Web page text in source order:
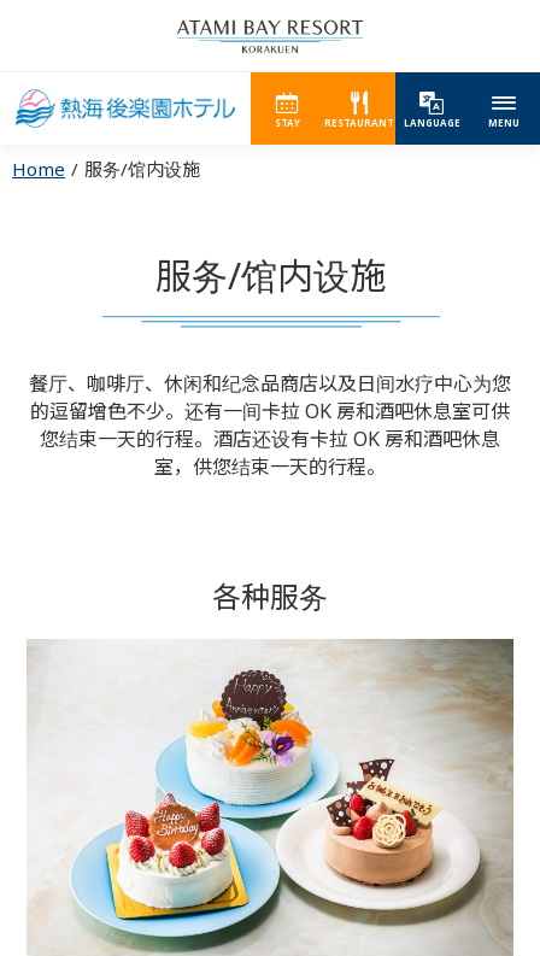
STAY RESTAURANT LANGUAGE MENU
Home 服务/馆内设施
服务/馆内设施
餐厅、咖啡厅、休闲和纪念品商店以及日间水疗中心为您
的逗留增色不少。 还有一间卡拉 OK 房和酒吧休息室可供
您结束一天的行程。酒店还设有卡拉 OK 房和酒吧休息
室，供您结束一天的行程。
各种服务